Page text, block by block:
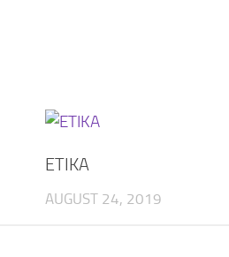
ETIKA
AUGUST 24, 2019